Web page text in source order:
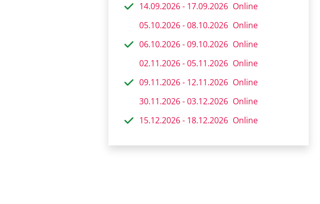
14.09.2026 - 17.09.2026 Online
05.10.2026 - 08.10.2026 Online
06.10.2026 - 09.10.2026 Online
02.11.2026 - 05.11.2026 Online
09.11.2026 - 12.11.2026 Online
30.11.2026 - 03.12.2026 Online
15.12.2026 - 18.12.2026 Online